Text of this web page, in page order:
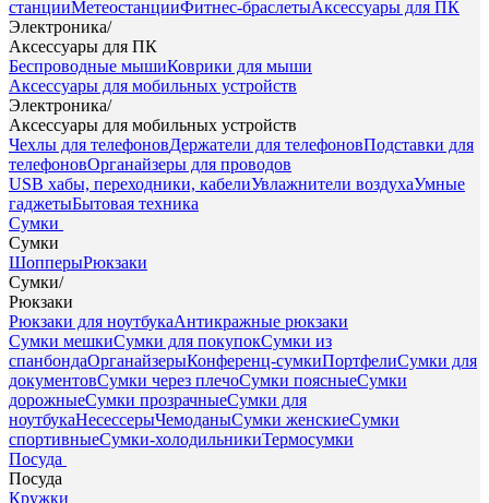
станцииМетеостанцииФитнес-браслетыАксессуары для ПК
Электроника/
Аксессуары для ПК
Беспроводные мышиКоврики для мыши
Аксессуары для мобильных устройств
Электроника/
Аксессуары для мобильных устройств
Чехлы для телефоновДержатели для телефоновПодставки для
телефоновОрганайзеры для проводов
USB хабы, переходники, кабелиУвлажнители воздухаУмные
гаджетыБытовая техника
Сумки
Сумки
ШопперыРюкзаки
Сумки/
Рюкзаки
Рюкзаки для ноутбукаАнтикражные рюкзаки
Сумки мешкиСумки для покупокСумки из
спанбондаОрганайзерыКонференц-сумкиПортфелиСумки для
документовСумки через плечоСумки поясныеСумки
дорожныеСумки прозрачныеСумки для
ноутбукаНесессерыЧемоданыСумки женскиеСумки
спортивныеСумки-холодильникиТермосумки
Посуда
Посуда
Кружки